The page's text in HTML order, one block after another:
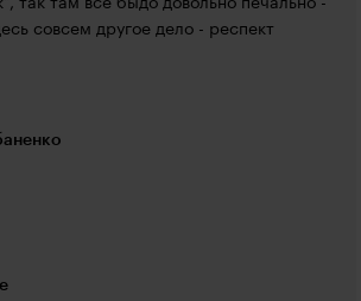
так там все быдо довольно печально -
совсем другое дело - респект